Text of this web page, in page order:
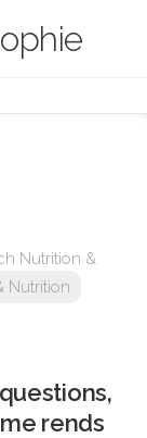
Nutrition &
Nutrition
rends